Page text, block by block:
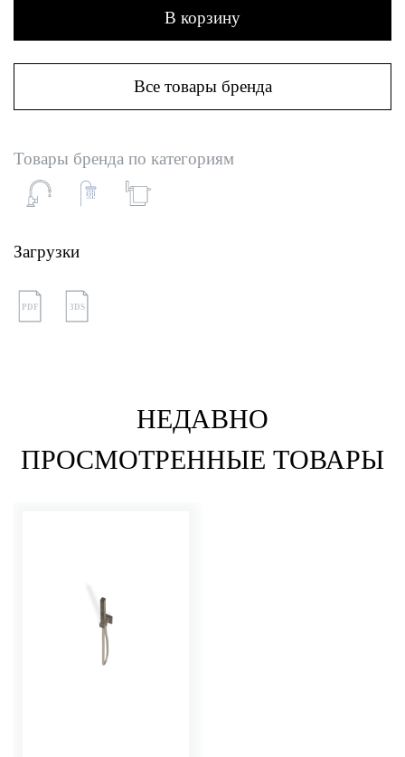
В корзину
Все товары бренда
Товары бренда по категориям
Загрузки
PDF 3DS
НЕДАВНО
ПРОСМОТРЕННЫЕ ТОВАРЫ